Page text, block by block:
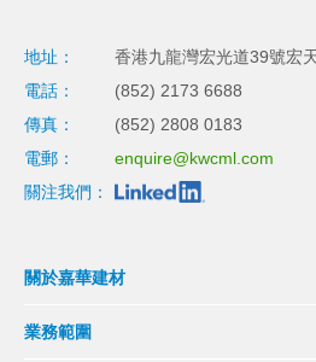
地址：
香港九龍灣宏光道39號宏
電話：
(852) 2173 6688
傳真：
(852) 2808 0183
電郵：
enquire@kwcml.com
關注我們：
關於嘉華建材
業務範圍